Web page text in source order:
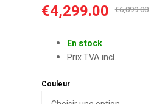
€6,099.00
€4,299.00
En stock
Prix TVA incl.
Couleur